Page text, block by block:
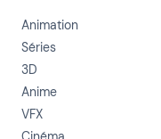
Animation
Séries
3D
Anime
VFX